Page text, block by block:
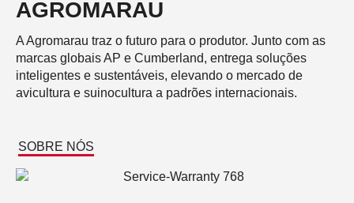
AGROMARAU
A Agromarau traz o futuro para o produtor. Junto com as
marcas globais AP e Cumberland, entrega soluções
inteligentes e sustentáveis, elevando o mercado de
avicultura e suinocultura a padrões internacionais.
SOBRE NÓS